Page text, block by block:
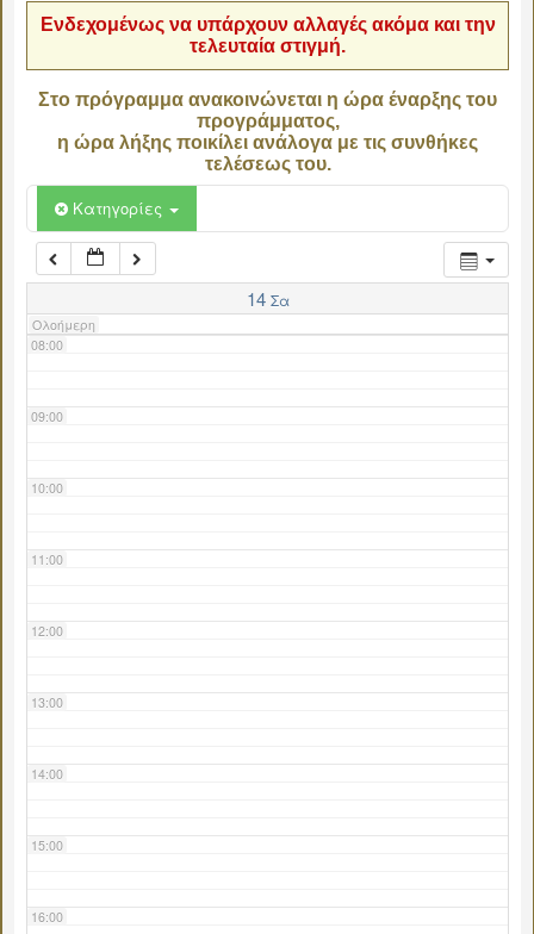
Ενδεχομένως να υπάρχουν αλλαγές ακόμα και την
τελευταία στιγμή.
Στο πρόγραμμα ανακοινώνεται η ώρα έναρξης του
προγράμματος,
η ώρα λήξης ποικίλει ανάλογα με τις συνθήκες
τελέσεως του.
Κατηγορίες
14 Σα
Ολοήμερη
06:00
07:00
08:00
09:00
10:00
11:00
12:00
13:00
14:00
15:00
16:00